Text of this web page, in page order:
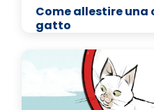
Come allestire una
gatto